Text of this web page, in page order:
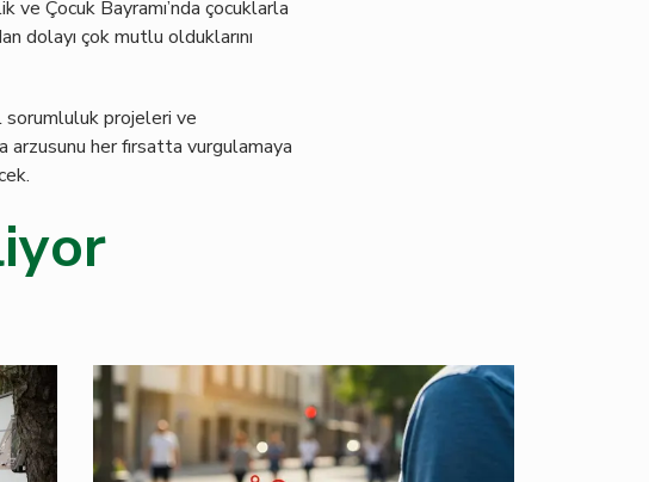
Çocuk Bayramı’nda çocuklarla
dolayı çok mutlu olduklarını
sorumluluk projeleri ve
arzusunu her fırsatta vurgulamaya